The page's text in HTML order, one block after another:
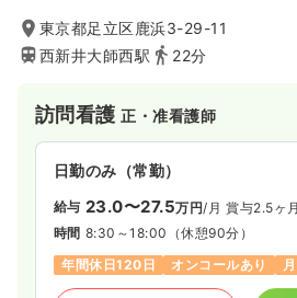
東京都足立区鹿浜3-29-11
西新井大師西駅
22分
訪問看護正・准看護師
日勤のみ（常勤）
給与 23.0〜27.5万円/月 賞与2.5ヶ月
時間 8:30～18:00 （休憩90分）
年間休日120日
オンコールあり